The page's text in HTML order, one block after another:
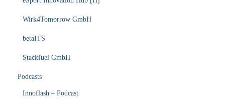
Wirk4Tomorrow GmbH
betaITS
Stackfuel GmbH
Podcasts
Innoflash – Podcast